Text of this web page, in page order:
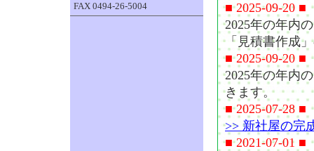
FAX 0494-26-5004
■ 2025-09-20 ■
2025年の年内
「見積書作成
■ 2025-09-20 ■
2025年の年内
きます。
■ 2025-07-28 ■
>> 新社屋の完
■ 2021-07-01 ■